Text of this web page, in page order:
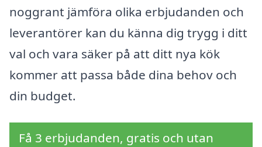
noggrant jämföra olika erbjudanden och
leverantörer kan du känna dig trygg i ditt
val och vara säker på att ditt nya kök
kommer att passa både dina behov och
din budget.
Få 3 erbjudanden, gratis och utan